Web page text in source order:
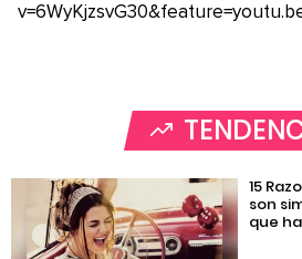
15
son
que